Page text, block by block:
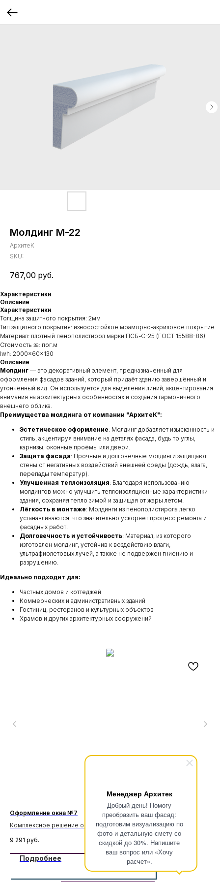
Менеджер Архитек
Добрый день! Помогу
преобразить ваш фасад:
подготовим визуализацию по
фото и детальную смету со
скидкой до 30%. Напишите
ваш вопрос или «Хочу
расчет».
Молдинг М-22
АрхитеК
SKU:
767,00 руб.
Характеристики
Описание
Характеристики
Толщина защитного покрытия: 2мм
Тип защитного покрытия: износостойкое мраморно-акриловое покрытие
Материал: плотный пенополистирол марки ПСБ-С-25 (ГОСТ 15588-86)
Стоимость за: пог.м
lwh: 2000x60x130
Описание
Молдинг — это декоративный элемент, предназначенный для
оформления фасадов зданий, который придаёт зданию завершённый и
утончённый вид. Он используется для выделения линий, акцентирования
внимания на архитектурных особенностях и создания гармоничного
внешнего облика.
Преимущества молдинга от компании "АрхитеК":
Эстетическое оформление: Молдинг добавляет изысканность и
стиль, акцентируя внимание на деталях фасада, будь то углы,
карнизы, оконные проёмы или двери.
Защита фасада: Прочные и долговечные молдинги защищают
стены от негативных воздействий внешней среды (дождь, влага,
перепады температур).
Улучшенная теплоизоляция: Благодаря использованию
молдингов можно улучшить теплоизоляционные характеристики
здания, сохраняя тепло зимой и защищая от жары летом.
Лёгкость в монтаже: Молдинги из пенополистирола легко
устанавливаются, что значительно ускоряет процесс ремонта и
фасадных работ.
Долговечность и устойчивость: Материал, из которого
изготовлен молдинг, устойчив к воздействию влаги,
ультрафиолетовых лучей, а также не подвержен гниению и
разрушению.
Идеально подходит для:
Частных домов и коттеджей
Коммерческих и административных зданий
Гостиниц, ресторанов и культурных объектов
Храмов и других архитектурных сооружений
Оформление окна №7
Комплексное решение оформления окна с использованием:
Замковый камень Зк-3/5 под карнизы, Подоконник П-9, Молдинги
М-28, Карниз С-14, Кронштейн Кр-1/9
9 291 руб.
Подробнее